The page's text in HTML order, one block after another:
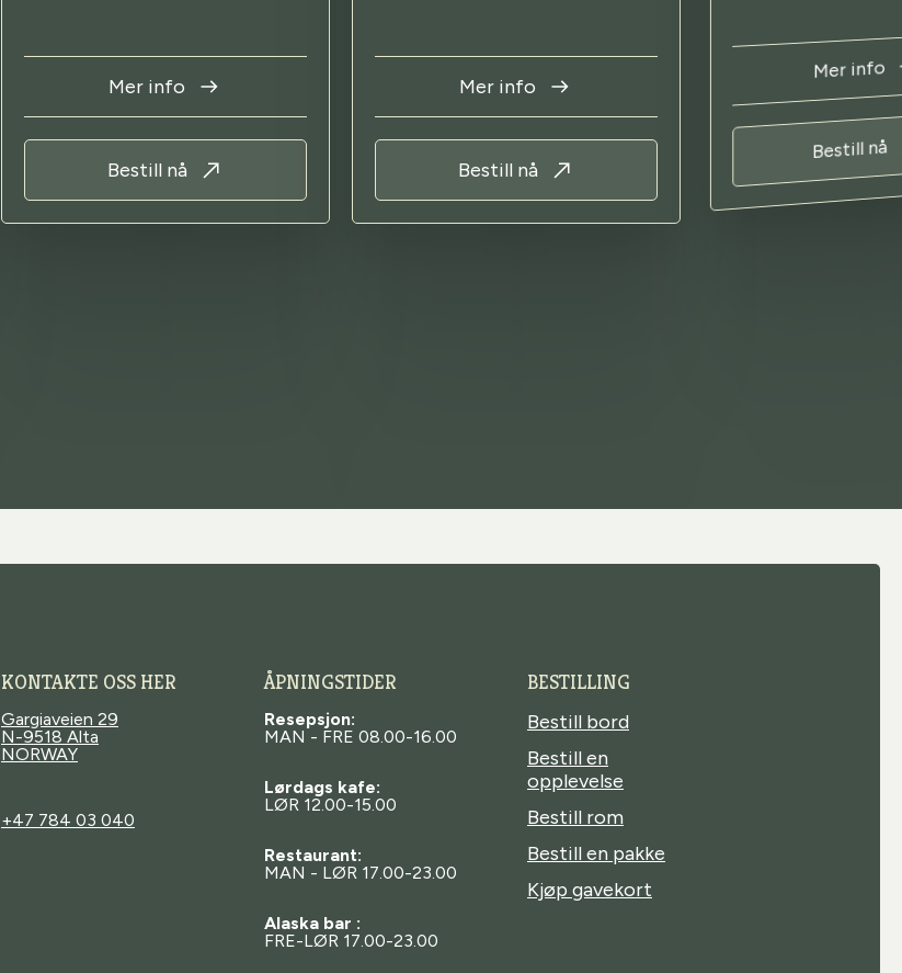
Mer info
Bestill nå
Mer info
Bestill nå
Mer info
Bestill nå
KONTAKTE OSS HER
Gargiaveien 29
N-9518 Alta
NORWAY
+47 784 03 040
ÅPNINGSTIDER
Resepsjon:
MAN - FRE 08.00-16.00
Lørdags kafe:
LØR 12.00-15.00
Restaurant:
MAN - LØR 17.00-23.00
Alaska bar :
FRE-LØR 17.00-23.00
BESTILLING
Bestill bord
Bestill en
opplevelse
Bestill rom
Bestill en pakke
Kjøp gavekort